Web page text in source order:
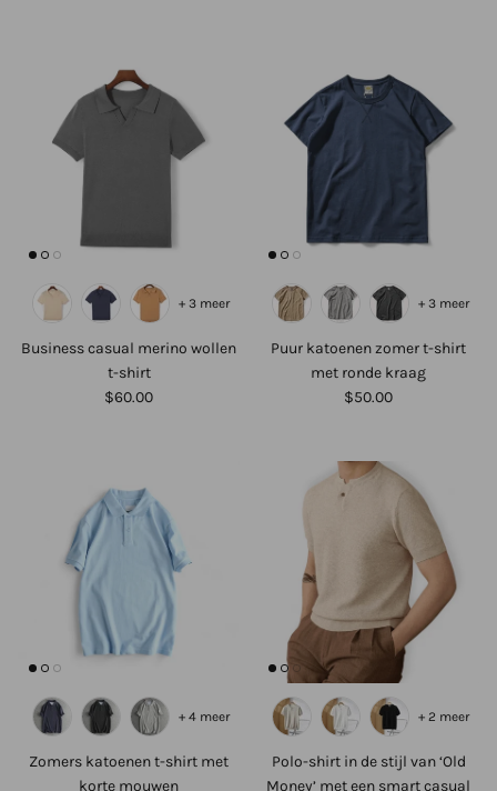
Business casual merino wollen
t-shirt
$60.00
+ 3 meer
Puur katoenen zomer t-shirt
met ronde kraag
$50.00
+ 3 meer
Zomers katoenen t-shirt met
korte mouwen
+ 4 meer
Polo-shirt in de stijl van ‘Old
Money’ met een smart casual
+ 2 meer